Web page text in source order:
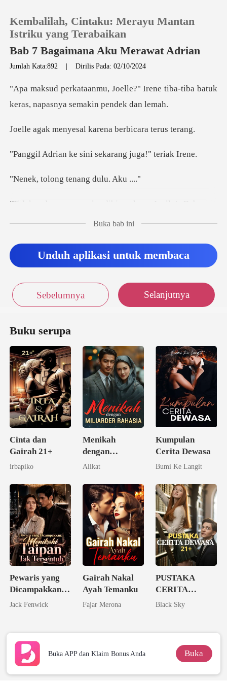
Pengisian Ulang
Riwayat Membaca
Kembalilah, Cintaku: Merayu Mantan
Istriku yang Terabaikan
Bab 7 Bagaimana Aku Merawat Adrian
Jumlah Kata:892 |Dirilis Pada: 02/10/2024
" Irene tiba-tiba batuk
keras, n
sal karena berbic
sini sekarang jug
ng tenang du
Buka bab ini
Unduh aplikasi untuk membaca
Sebelumnya Selanjutnya
Buku serupa
Cinta dan
Gairah 21+
irbapiko
Menikah
dengan
Miliarder
Alikat
Kumpulan
Cerita Dewasa
Bumi Ke Langit
Pewaris yang
Dicampakkan:
Menikahi
Jack Fenwick
Gairah Nakal
Ayah Temanku
Fajar Merona
PUSTAKA
CERITA
DEWASA 21+
Black Sky
Buka APP dan Klaim Bonus Anda Buka